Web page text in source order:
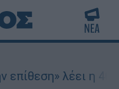
λέει η 46χρονη